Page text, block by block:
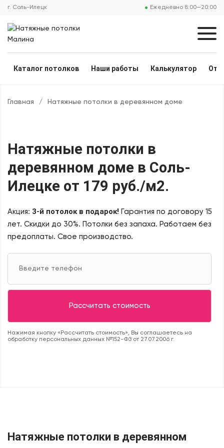
г. Соль-Илецк Ежедневно 8:00—20:00
Каталог потолков Наши работы Калькулятор
Главная / Натяжные потолки в деревянном доме
Натяжные потолки в
деревянном доме в Соль-
Илецке от 179 руб./м2.
Акция: 3-й потолок в подарок! Гарантия по договору 15
лет. Скидки до 30%. Потолки без запаха. Работаем без
предоплаты. Свое производство.
Нажимая кнопку «Рассчитать стоимость», Вы соглашаетесь на
обработку персональных данных №152-ФЗ от 27.07.2006 г.
Натяжные потолки в деревянном